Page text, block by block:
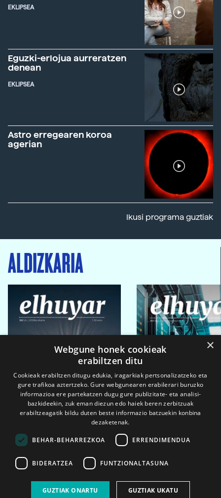
EKLIPSEA
Eguzki-erlojua aurreratzen
denean
EKLIPSEA
Astro erregearen koroa
agerian
Ikusi programa guztiak
ALDIZKARIA
2026ko eka. 1a 2026ko mar. 1a
×
Webgune honek cookieak
erabiltzen ditu
Cookieak erabiltzen ditugu edukia, iragarkiak pertsonalizatzeko eta
gure trafikoa aztertzeko. Gure webgunearen erabilerari buruzko
informazioa ere partekatzen dugu gure publizitate- eta analisi-
bazkideekin, zuk eman diezun edo haiek beren zerbitzuak
erabiltzeagatik bildu duten beste informazio batzuekin konbina
dezaketenak.
BEHAR-BEHARREZKOA ERRENDIMENDUA
BIDERATZEA FUNTZIONALTASUNA
GUZTIAK ONARTU GUZTIAK UKATU